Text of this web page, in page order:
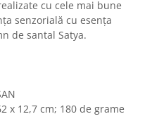
cu cele mai bune
senzorială cu esența
de santal Satya.
x 12,7 cm; 180 de grame